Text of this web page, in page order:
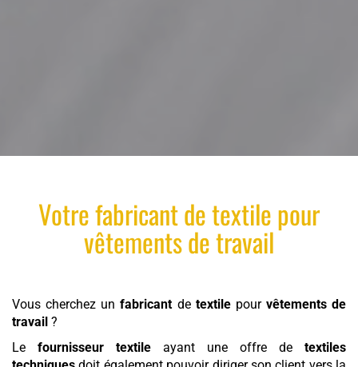
Votrefabricantdetextilepour
vêtements de travail
Vous cherchez unfabricant de textilepour vêtements de
travail ?
Le fournisseur textile ayant une offre de textiles